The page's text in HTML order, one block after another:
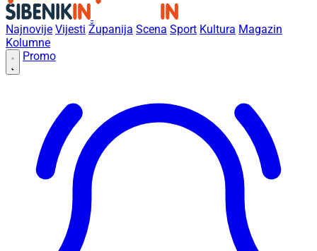
Najnovije Vijesti Županija Scena Sport Kultura Magazin
Kolumne
Promo